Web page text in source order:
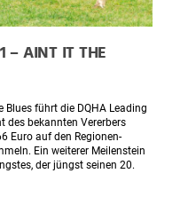
– AINT IT THE
Blues führt die DQHA Leading
des bekannten Vererbers
Euro auf den Regionen-
Ein weiterer Meilenstein
der jüngst seinen 20.